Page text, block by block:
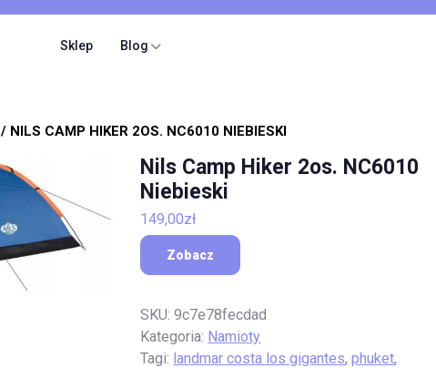
Sklep Blog
/ NILS CAMP HIKER 2OS. NC6010 NIEBIESKI
Nils Camp Hiker 2os. NC6010
Niebieski
149,00zł
Zobacz
SKU:9c7e78fecdad
Kategoria: Namioty
Tagi: landmar costa los gigantes,phuket,